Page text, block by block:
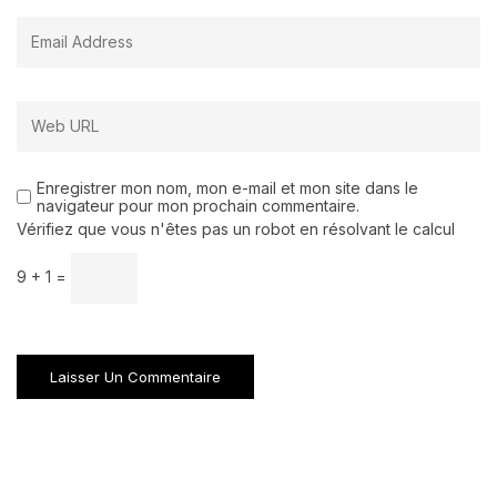
Enregistrer mon nom, mon e-mail et mon site dans le
navigateur pour mon prochain commentaire.
Vérifiez que vous n'êtes pas un robot en résolvant le calcul
9 + 1 =